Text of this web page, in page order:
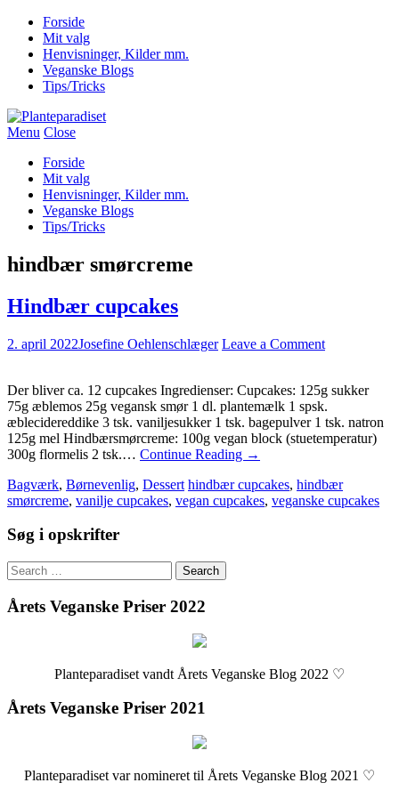
Forside
Mit valg
Henvisninger, Kilder mm.
Veganske Blogs
Tips/Tricks
Menu Close
Forside
Mit valg
Henvisninger, Kilder mm.
Veganske Blogs
Tips/Tricks
hindbær smørcreme
Hindbær cupcakes
2. april 2022Josefine Oehlenschlæger Leave a Comment
Der bliver ca. 12 cupcakes Ingredienser: Cupcakes: 125g sukker
75g æblemos 25g vegansk smør 1 dl. plantemælk 1 spsk.
æblecidereddike 3 tsk. vaniljesukker 1 tsk. bagepulver 1 tsk. natron
125g mel Hindbærsmørcreme: 100g vegan block (stuetemperatur)
300g flormelis 2 tsk.… Continue Reading →
Bagværk, Børnevenlig, Dessert hindbær cupcakes, hindbær
smørcreme, vanilje cupcakes, vegan cupcakes, veganske cupcakes
Søg i opskrifter
Search
for:
Årets Veganske Priser 2022
Planteparadiset vandt Årets Veganske Blog 2022 ♡
Årets Veganske Priser 2021
Planteparadiset var nomineret til Årets Veganske Blog 2021 ♡